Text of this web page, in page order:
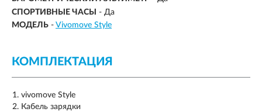
СПОРТИВНЫЕ ЧАСЫ
- Да
МОДЕЛЬ - Vivomove Style
КОМПЛЕКТАЦИЯ
vivomove Style
Кабель зарядки